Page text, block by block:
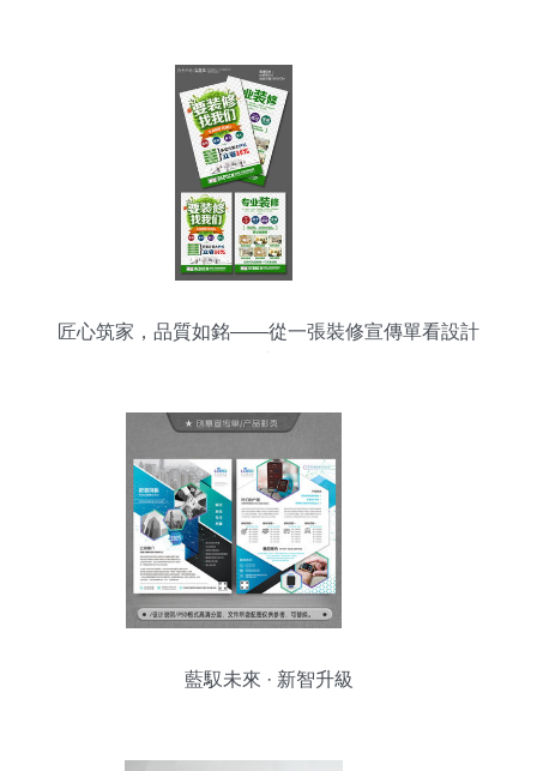
匠心筑家，品質如銘——從一張裝修宣傳單看設計
藍馭未來 · 新智升級